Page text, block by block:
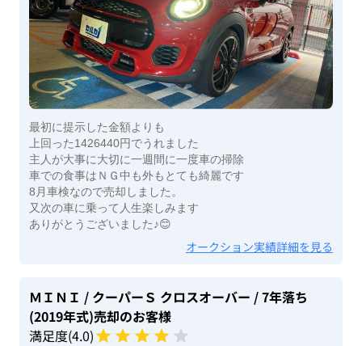
最初に提示した金額よりも
上回った1426440円でうれました
主人が大事に大切に一週間に一度車の掃除
車での食事はＮＧ中も外もとても綺麗です
8月車検なので売却しました。
又次の車に乗って人生楽しみます
ありがとうございました♪😊
オークション実績詳細を見る
ＭＩＮＩ / クーパーＳ クロスオーバー / 7年落ち
(2019年式)売却のお客様
満足度(4.0)